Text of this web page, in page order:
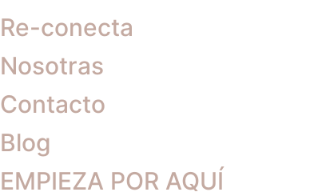
Re-conecta
Nosotras
Contacto
Blog
EMPIEZA POR AQUÍ